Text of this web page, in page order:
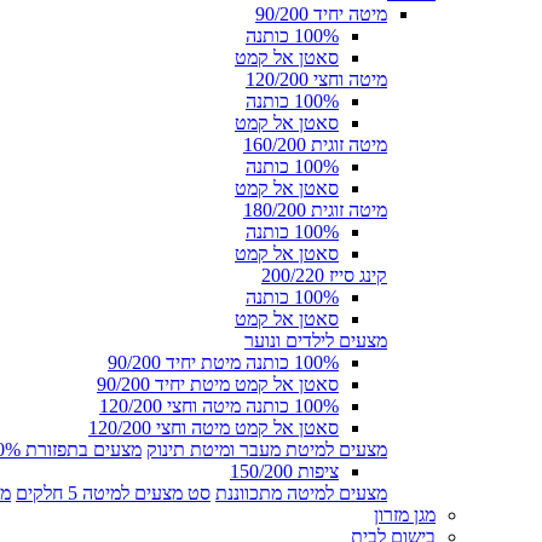
מיטה יחיד 90/200
100% כותנה
סאטן אל קמט
מיטה וחצי 120/200
100% כותנה
סאטן אל קמט
מיטה זוגית 160/200
100% כותנה
סאטן אל קמט
מיטה זוגית 180/200
100% כותנה
סאטן אל קמט
קינג סייז 200/220
100% כותנה
סאטן אל קמט
מצעים לילדים ונוער
100% כותנה מיטת יחיד 90/200
סאטן אל קמט מיטת יחיד 90/200
100% כותנה מיטה וחצי 120/200
סאטן אל קמט מיטה וחצי 120/200
מצעים למיטת מעבר ומיטת תינוק מצעים בתפזורת 100% כותנה
ציפות 150/200
מצעים למיטה מתכווננת סט מצעים למיטה 5 חלקים
מגן מזרון
בישום לבית